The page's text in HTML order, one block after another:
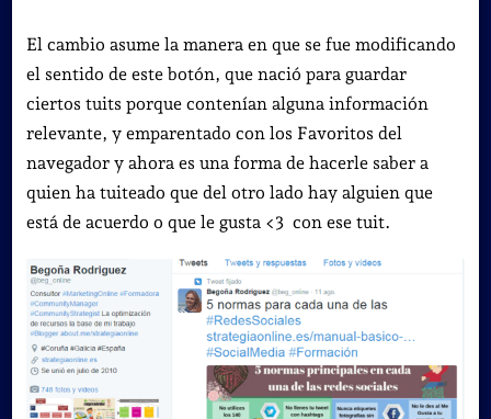
El cambio asume la manera en que se fue modificando
el sentido de este botón, que nació para guardar
ciertos tuits porque contenían alguna información
relevante, y emparentado con los Favoritos del
navegador y ahora es una forma de hacerle saber a
quien ha tuiteado que del otro lado hay alguien que
está de acuerdo o que le gusta <3 con ese tuit.